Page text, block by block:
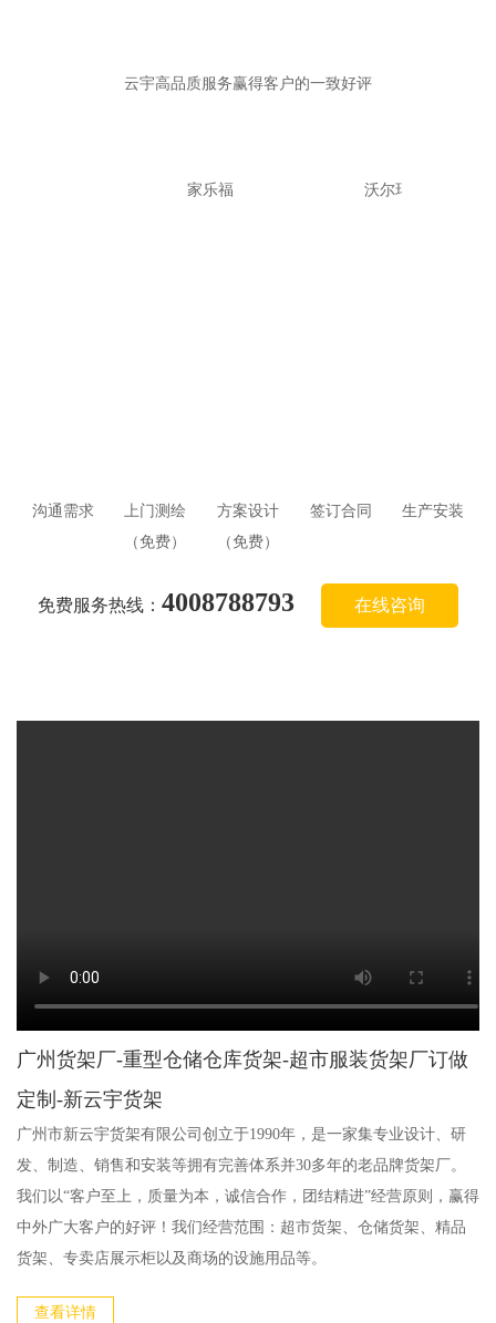
云宇高品质服务赢得客户的一致好评
家乐福 沃尔玛
沟通需求
上门测绘
（免费）
方案设计
（免费）
签订合同 生产安装
免费服务热线： 4008788793 在线咨询
广州货架厂-重型仓储仓库货架-超市服装货架厂订做
定制-新云宇货架
广州市新云宇货架有限公司创立于1990年，是一家集专业设计、研
发、制造、销售和安装等拥有完善体系并30多年的老品牌货架厂。
我们以“客户至上，质量为本，诚信合作，团结精进”经营原则，赢得
中外广大客户的好评！我们经营范围：超市货架、仓储货架、精品
货架、专卖店展示柜以及商场的设施用品等。
查看详情